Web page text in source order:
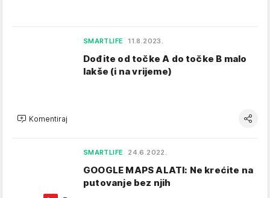
SMARTLIFE 11.8.2023.
Dođite od točke A do točke B malo
lakše (i na vrijeme)
Komentiraj
SMARTLIFE 24.6.2022.
GOOGLE MAPS ALATI: Ne krećite na
putovanje bez njih